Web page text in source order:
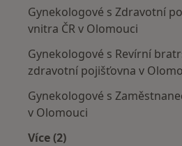
Gynekologové s Zdravotní
vnitra ČR v Olomouci
Gynekologové s Revírní
zdravotní pojišťovna v
Gynekologové s
v Olomouci
Více (2)